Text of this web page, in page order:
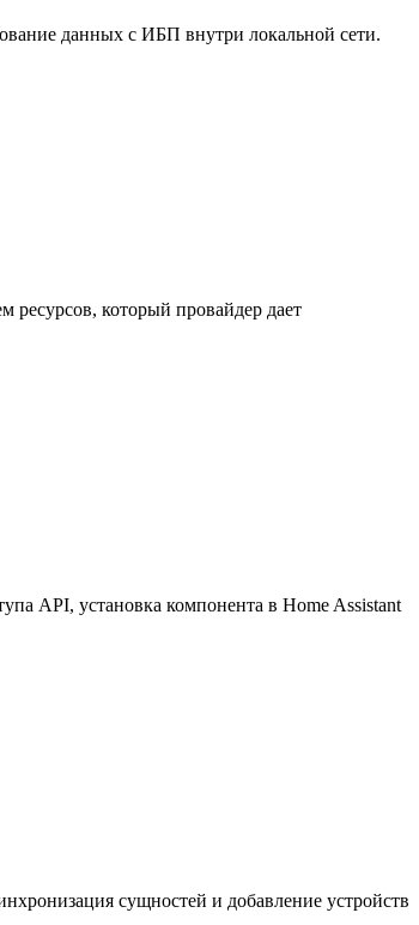
данных с ИБП внутри локальной сети.
ресурсов, который провайдер дает
API, установка компонента в Home Assistant
сущностей и добавление устройств